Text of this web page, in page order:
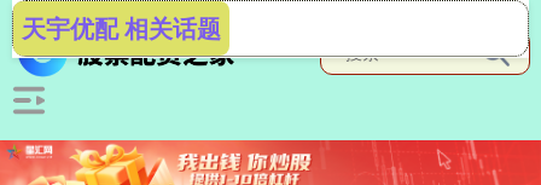
天宇优配 相关话题